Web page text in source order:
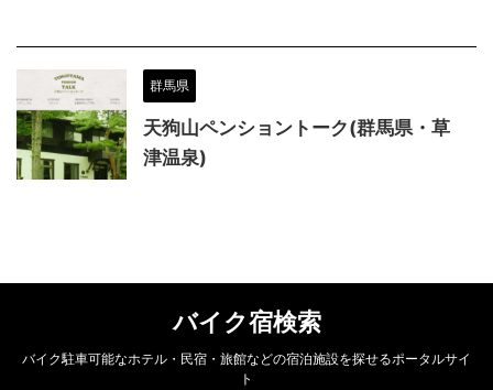
群馬県
天狗山ペンショントーク(群馬県・草
津温泉)
バイク宿検索
バイク駐車可能なホテル・民宿・旅館などの宿泊施設を探せるポータルサイ
ト